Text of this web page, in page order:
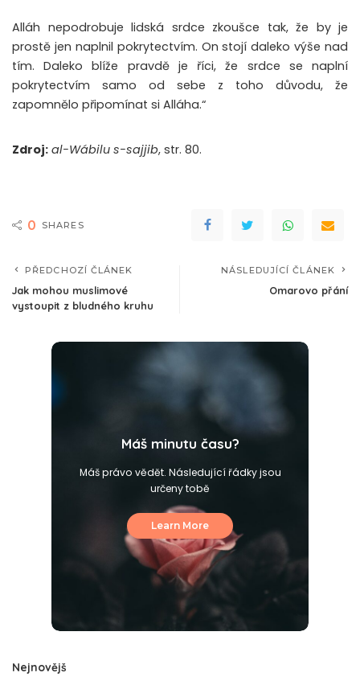
Alláh nepodrobuje lidská srdce zkoušce tak, že by je
prostě jen naplnil pokrytectvím. On stojí daleko výše nad
tím. Daleko blíže pravdě je říci, že srdce se naplní
pokrytectvím samo od sebe z toho důvodu, že
zapomnělo připomínat si Alláha.“
Zdroj: al-Wábilu s-sajjib, str. 80.
0 SHARES
PŘEDCHOZÍ ČLÁNEK
Jak mohou muslimové
vystoupit z bludného kruhu
NÁSLEDUJÍCÍ ČLÁNEK
Omarovo přání
Máš minutu času?
Máš právo vědět. Následující řádky jsou
určeny tobě
Learn More
Nejnovějš